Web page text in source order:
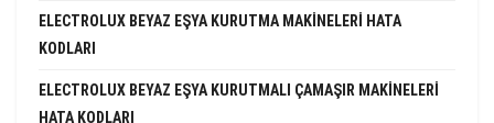
ELECTROLUX BEYAZ EŞYA KURUTMA MAKINELERI HATA
KODLARI
ELECTROLUX BEYAZ EŞYA KURUTMALI ÇAMAŞIR MAKINELERI
HATA KODLARI